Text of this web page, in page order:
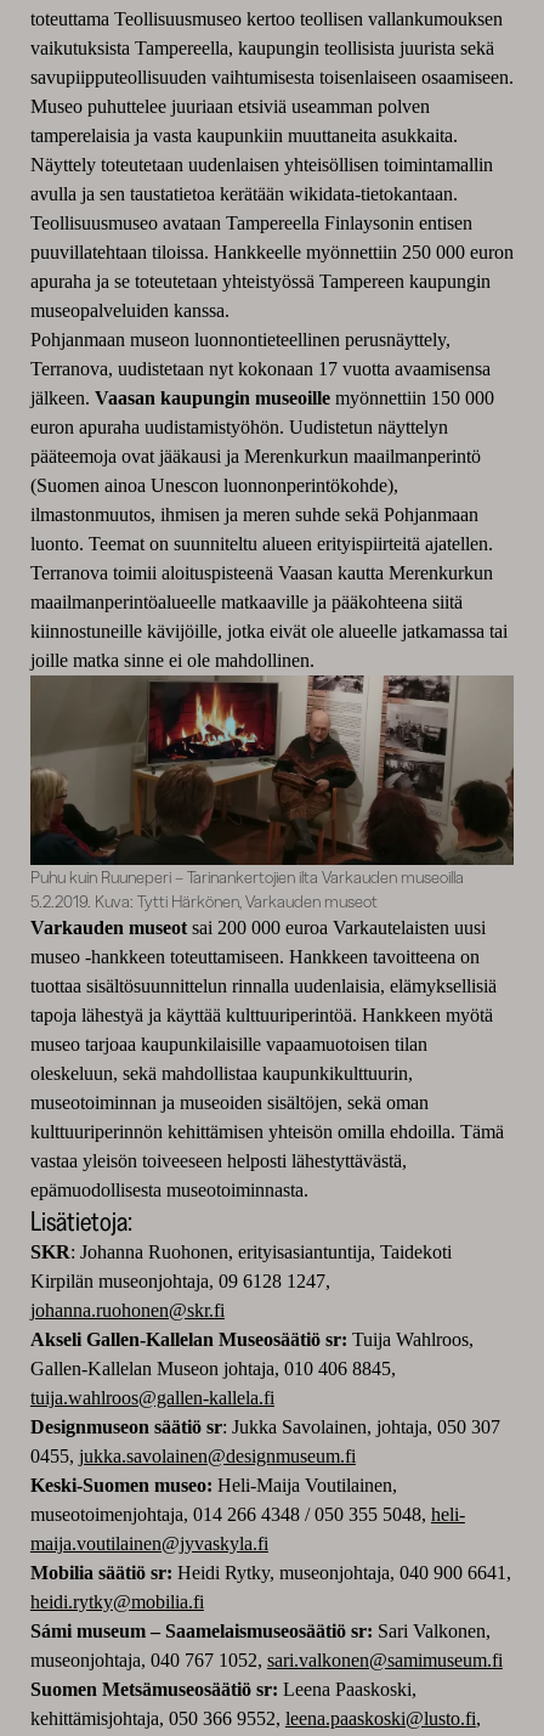
toteuttama Teollisuusmuseo kertoo teollisen vallankumouksen
vaikutuksista Tampereella, kaupungin teollisista juurista sekä
savupiipputeollisuuden vaihtumisesta toisenlaiseen osaamiseen.
Museo puhuttelee juuriaan etsiviä useamman polven
tamperelaisia ja vasta kaupunkiin muuttaneita asukkaita.
Näyttely toteutetaan uudenlaisen yhteisöllisen toimintamallin
avulla ja sen taustatietoa kerätään wikidata-tietokantaan.
Teollisuusmuseo avataan Tampereella Finlaysonin entisen
puuvillatehtaan tiloissa. Hankkeelle myönnettiin 250 000 euron
apuraha ja se toteutetaan yhteistyössä Tampereen kaupungin
museopalveluiden kanssa.
Pohjanmaan museon luonnontieteellinen perusnäyttely,
Terranova, uudistetaan nyt kokonaan 17 vuotta avaamisensa
jälkeen. Vaasan kaupungin museoille myönnettiin 150 000
euron apuraha uudistamistyöhön. Uudistetun näyttelyn
pääteemoja ovat jääkausi ja Merenkurkun maailmanperintö
(Suomen ainoa Unescon luonnonperintökohde),
ilmastonmuutos, ihmisen ja meren suhde sekä Pohjanmaan
luonto. Teemat on suunniteltu alueen erityispiirteitä ajatellen.
Terranova toimii aloituspisteenä Vaasan kautta Merenkurkun
maailmanperintöalueelle matkaaville ja pääkohteena siitä
kiinnostuneille kävijöille, jotka eivät ole alueelle jatkamassa tai
joille matka sinne ei ole mahdollinen.
Puhu kuin Ruuneperi – Tarinankertojien ilta Varkauden museoilla
5.2.2019. Kuva: Tytti Härkönen, Varkauden museot
Varkauden museot sai 200 000 euroa Varkautelaisten uusi
museo -hankkeen toteuttamiseen. Hankkeen tavoitteena on
tuottaa sisältösuunnittelun rinnalla uudenlaisia, elämyksellisiä
tapoja lähestyä ja käyttää kulttuuriperintöä. Hankkeen myötä
museo tarjoaa kaupunkilaisille vapaamuotoisen tilan
oleskeluun, sekä mahdollistaa kaupunkikulttuurin,
museotoiminnan ja museoiden sisältöjen, sekä oman
kulttuuriperinnön kehittämisen yhteisön omilla ehdoilla. Tämä
vastaa yleisön toiveeseen helposti lähestyttävästä,
epämuodollisesta museotoiminnasta.
Lisätietoja:
SKR: Johanna Ruohonen, erityisasiantuntija, Taidekoti
Kirpilän museonjohtaja, 09 6128 1247,
johanna.ruohonen@skr.fi
Akseli Gallen-Kallelan Museosäätiö sr: Tuija Wahlroos,
Gallen-Kallelan Museon johtaja, 010 406 8845,
tuija.wahlroos@gallen-kallela.fi
Designmuseon säätiö sr: Jukka Savolainen, johtaja, 050 307
0455, jukka.savolainen­@designmuseum.fi
Keski-Suomen museo: Heli-Maija Voutilainen,
museotoimenjohtaja, 014 266 4348 / 050 355 5048, heli-
maija.voutilainen@jyvaskyla.fi
Mobilia säätiö sr: Heidi Rytky, museonjohtaja, 040 900 6641,
heidi.rytky@mobilia.fi
Sámi museum – Saamelaismuseosäätiö sr: Sari Valkonen,
museonjohtaja, 040 767 1052, sari.valkonen@samimuseum.fi
Suomen Metsämuseosäätiö sr: Leena Paaskoski,
kehittämisjohtaja, 050 366 9552, leena.paaskoski@lusto.fi,